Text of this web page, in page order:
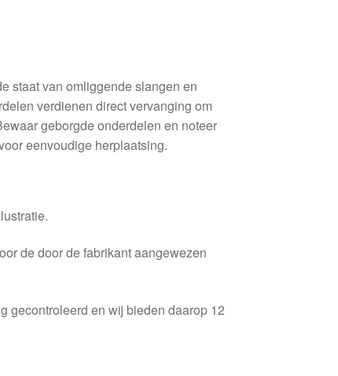
staat van omliggende slangen en
verdienen direct vervanging om
geborgde onderdelen en noteer
eenvoudige herplaatsing.
de door de fabrikant aangewezen
gecontroleerd en wij bieden daarop 12